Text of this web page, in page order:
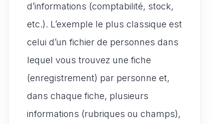
d’informations (comptabilité, stock,
etc.). L’exemple le plus classique est
celui d’un fichier de personnes dans
lequel vous trouvez une fiche
(enregistrement) par personne et,
dans chaque fiche, plusieurs
informations (rubriques ou champs),